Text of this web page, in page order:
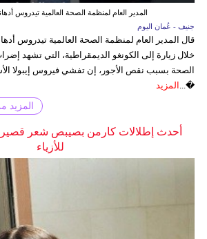
المدير العام لمنظمة الصحة العالمية تيدروس
جنيف - عُمان اليوم
قال المدير العام لمنظمة الصحة العالمية تيدروس
خلال زيارة إلى الكونغو الديمقراطية، التي تشهد
الصحة بسبب نقص الأجور، إن تفشي فيروس إيبولا
�... المزيد
المزيد
أحدث إطلالات كارمن بصيبص شعر قصير
للأزياء